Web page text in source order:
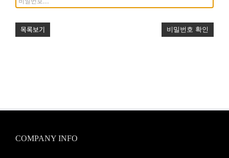
목록보기 비밀번호 확인
COMPANY INFO